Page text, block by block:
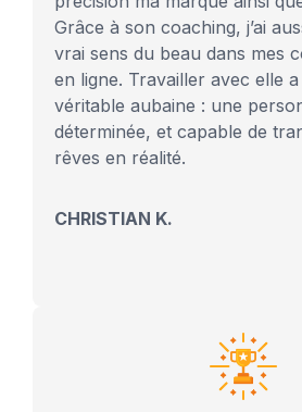
Grâce à son coaching, j’ai
vrai sens du beau dans mes
en ligne. Travailler avec elle
véritable aubaine : une
déterminée, et capable de
rêves en réalité.
CHRISTIAN K.